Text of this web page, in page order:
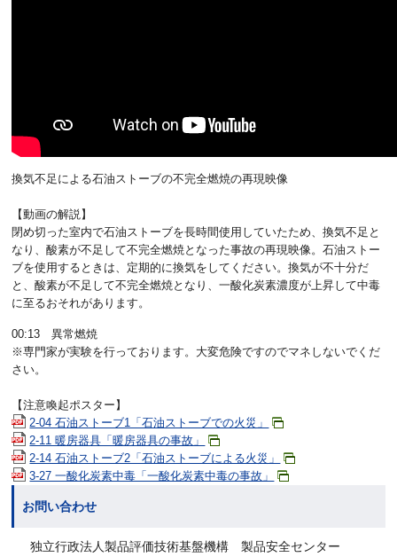
換気不足による石油ストーブの不完全燃焼の再現映像
【動画の解説】
閉め切った室内で石油ストーブを長時間使用していたため、換気不足と
なり、酸素が不足して不完全燃焼となった事故の再現映像。石油ストー
ブを使用するときは、定期的に換気をしてください。換気が不十分だ
と、酸素が不足して不完全燃焼となり、一酸化炭素濃度が上昇して中毒
に至るおそれがあります。
00:13 異常燃焼
※専門家が実験を行っております。大変危険ですのでマネしないでくだ
さい。
【注意喚起ポスター】
2-04 石油ストーブ1「石油ストーブでの火災」
2-11 暖房器具「暖房器具の事故」
2-14 石油ストーブ2「石油ストーブによる火災」
3-27 一酸化炭素中毒「一酸化炭素中毒の事故」
お問い合わせ
独立行政法人製品評価技術基盤機構 製品安全センター